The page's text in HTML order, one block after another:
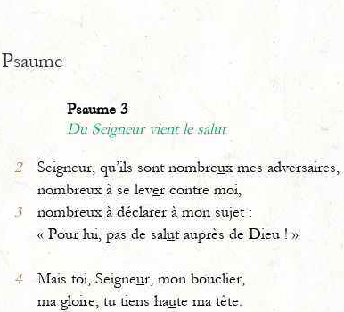
Psaume
Psaume 3
Du Seigneur vient le salut
2 Seigneur, qu’ils sont nombreux mes adversaires,
nombreux à se lever contre moi,
3
nombreux à déclarer à mon sujet :
« Pour lui, pas de salut auprès de Dieu ! »
4 Mais toi, Seigneur, mon bouclier,
ma gloire, tu tiens haute ma tête.